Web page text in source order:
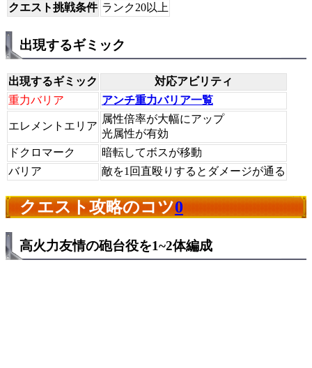
クエスト挑戦条件 ランク20以上
出現するギミック
出現するギミック
対応アビリティ
重力バリア
アンチ重力バリア一覧
エレメントエリア
属性倍率が大幅にアップ
光属性が有効
ドクロマーク
暗転してボスが移動
バリア
敵を1回直殴りするとダメージが通る
クエスト攻略のコツ0
高火力友情の砲台役を1~2体編成